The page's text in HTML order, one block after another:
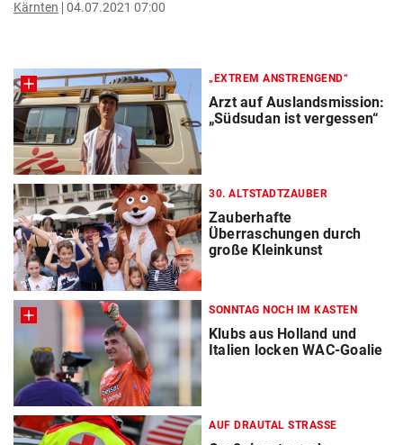
Kärnten 04.07.2021 07:00
„EXTREM ANSTRENGEND“
Arzt auf Auslandsmission:
„Südsudan ist vergessen“
30. ALTSTADTZAUBER
Zauberhafte
Überraschungen durch
große Kleinkunst
SONNTAG NOCH IM KASTEN
Klubs aus Holland und
Italien locken WAC-Goalie
AUF DRAUTAL STRASSE